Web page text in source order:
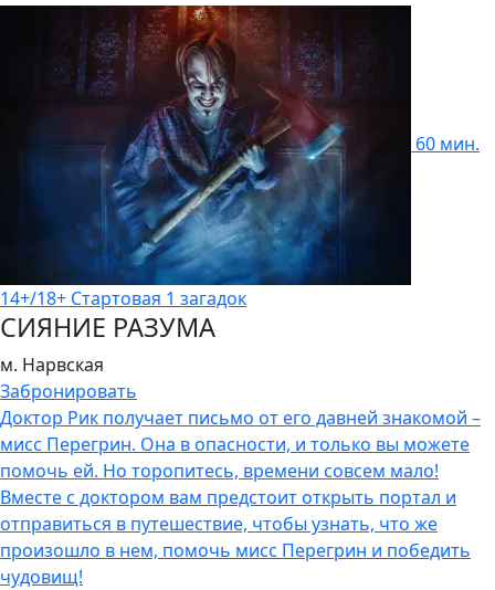
60 мин.
14+/18+ Стартовая 1 загадок
СИЯНИЕ РАЗУМА
м. Нарвская
Забронировать
Доктор Рик получает письмо от его давней знакомой –
мисс Перегрин. Она в опасности, и только вы можете
помочь ей. Но торопитесь, времени совсем мало!
Вместе с доктором вам предстоит открыть портал и
отправиться в путешествие, чтобы узнать, что же
произошло в нем, помочь мисс Перегрин и победить
чудовищ!